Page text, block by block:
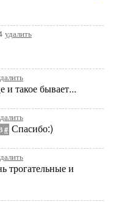
удалить
и такое бывает...
# Спасибо:)
трогательные и